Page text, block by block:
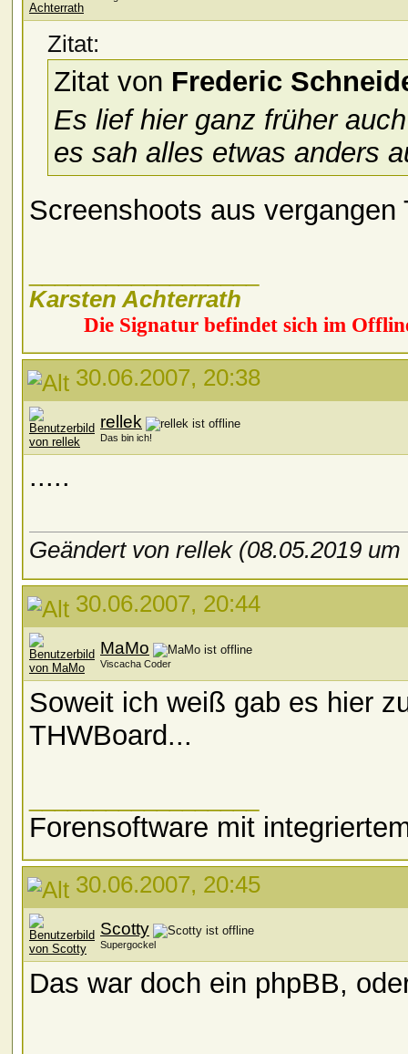
Zitat:
Zitat von Frederic
Es lief hier ganz früher
es sah alles etwas anders
Screenshoots aus
Karsten Achterrath
Die Signatur befindet sich im
30.06.2007, 20:38
rellek
Das bin ich!
.....
Geändert von rellek (08.05.2019 um
30.06.2007, 20:44
MaMo
Viscacha Coder
Soweit ich weiß gab es hier
THWBoard...
Forensoftware mit
30.06.2007, 20:45
Scotty
Supergockel
Das war doch ein phpBB,